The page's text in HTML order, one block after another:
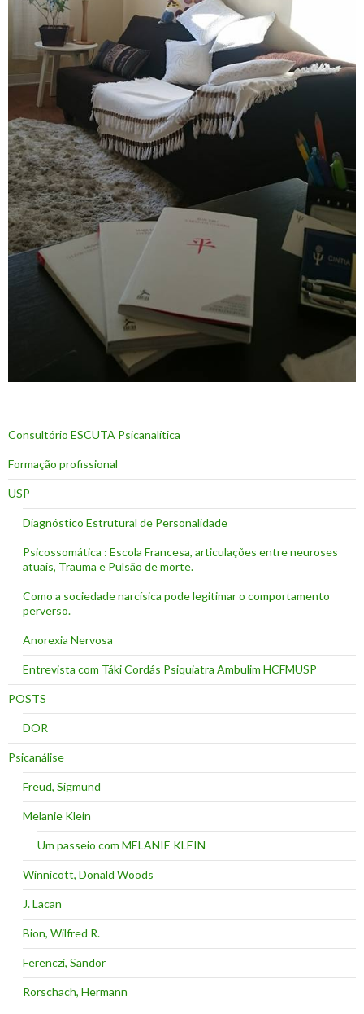
Consultório ESCUTA Psicanalítica
Formação profissional
USP
Diagnóstico Estrutural de Personalidade
Psicossomática : Escola Francesa, articulações entre neuroses
atuais, Trauma e Pulsão de morte.
Como a sociedade narcísica pode legitimar o comportamento
perverso.
Anorexia Nervosa
Entrevista com Táki Cordás Psiquiatra Ambulim HCFMUSP
POSTS
DOR
Psicanálise
Freud, Sigmund
Melanie Klein
Um passeio com MELANIE KLEIN
Winnicott, Donald Woods
J. Lacan
Bion, Wilfred R.
Ferenczi, Sandor
Rorschach, Hermann